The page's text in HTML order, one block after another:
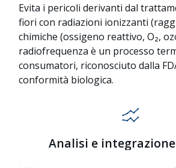
Evita i pericoli derivanti dal
fiori con radiazioni ionizzanti
chimiche (ossigeno reattivo, O₂,
radiofrequenza è un processo
consumatori, riconosciuto dalla
conformità biologica.
Analisi e